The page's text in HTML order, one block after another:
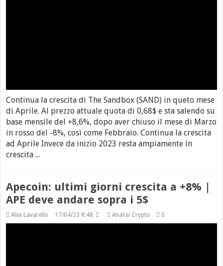
Continua la crescita di The Sandbox (SAND) in queto mese
di Aprile. Al prezzo attuale quota di 0,68$ e sta salendo su
base mensile del +8,6%, dopo aver chiuso il mese di Marzo
in rosso del -8%, così come Febbraio. Continua la crescita
ad Aprile Invece da inizio 2023 resta ampiamente in
crescita ...
Apecoin: ultimi giorni crescita a +8% |
APE deve andare sopra i 5$
Alex Lavarello 17/04/23 8:48 Analisi Crypto 0